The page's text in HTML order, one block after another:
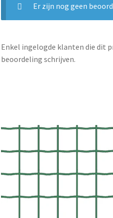
Er zijn nog geen
Enkel ingelogde klanten die dit
beoordeling schrijven.